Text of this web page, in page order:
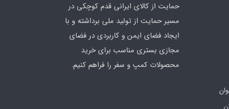
حمایت از کالای ایرانی قدم کوچکی در
مسیر حمایت از تولید ملی برداشته و با
ایجاد فضای ایمن و کاربردی در فضای
مجازی بستری مناسب برای خرید
محصولات کمپ و سفر را فراهم کنیم.